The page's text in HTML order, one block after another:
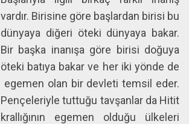
vardır. Birisine göre başlardan birisi bu
dünyaya diğeri öteki dünyaya bakar.
Bir başka inanışa göre birisi doğuya
öteki batıya bakar ve her iki yönde de
egemen olan bir devleti temsil eder.
Pençeleriyle tuttuğu tavşanlar da Hitit
krallığının egemen olduğu ülkeleri